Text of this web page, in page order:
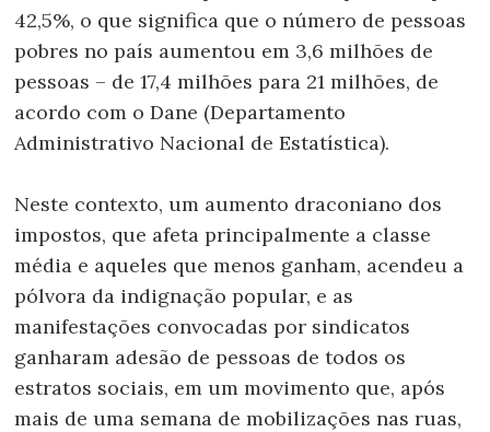
42,5%, o que significa que o número de pessoas
pobres no país aumentou em 3,6 milhões de
pessoas – de 17,4 milhões para 21 milhões, de
acordo com o Dane (Departamento
Administrativo Nacional de Estatística).
Neste contexto, um aumento draconiano dos
impostos, que afeta principalmente a classe
média e aqueles que menos ganham, acendeu a
pólvora da indignação popular, e as
manifestações convocadas por sindicatos
ganharam adesão de pessoas de todos os
estratos sociais, em um movimento que, após
mais de uma semana de mobilizações nas ruas,